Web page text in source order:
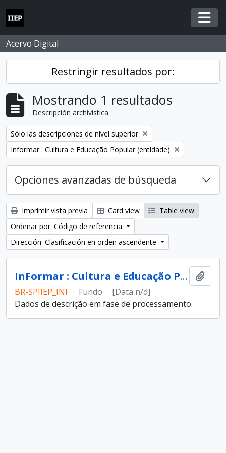
Skip to main content
Acervo Digital
Restringir resultados por:
Mostrando 1 resultados
Descripción archivística
Remove filter:
Sólo las descripciones de nivel superior
Remove filter:
Informar : Cultura e Educação Popular (entidade)
Opciones avanzadas de búsqueda
Imprimir vista previa Card view
Table view
Ordenar por: Código de referencia
Dirección: Clasificación en orden ascendente
InFormar : Cultura e Educação Popular (entidade)
BR-SPIIEP_INF · Fundo · [Data n/d]
Dados de descrição em fase de processamento.